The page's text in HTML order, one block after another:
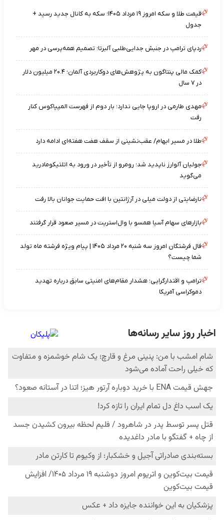
قیمت طلا و سکه امروز ۱۹ مرداد ۱۴۰۵؛ سکه به کانال جدید رسید +
جدول
ردپای ترامپ در جنبش جدایی‌طلبی آلبرتا؛ تصمیم همه‌پرسی در مهر
کمک مالی پنتاگون به پژوهش‌های دوکاربردی آلمان؛ ۲۰.۴ میلیون دلار
در ۷ سال
مهدی طارمی در اروپا جایی ندارد؛ بار دوم از فهرست المپیاکوس کنار
رفت
طلا در مسیر ابهام/ عقب‌نشینی از سقف هفت هفته‌ای ادامه دارد
جولیان آلوارز ناپدید شد؛ رومرو از تأخیر در ورود به اتلتیکومادرید
می‌گوید
نارضایتی از دولت میلی در آرژانتین با افت حمایت جوانان بالا رفت
بازارهای سهام آسیا همسو با وال‌استریت در مسیر صعود قرار گرفتند
فال فرشتگان امروز سه شنبه ۲۰ مرداد ۱۴۰۵ | پیام ویژه فرشته ماه تولد
شما چیست؟
ترامپ و اقتدارگرایی؛ هشدار مقام‌های امنیتی سابق درباره تهدید
دموکراسی آمریکا